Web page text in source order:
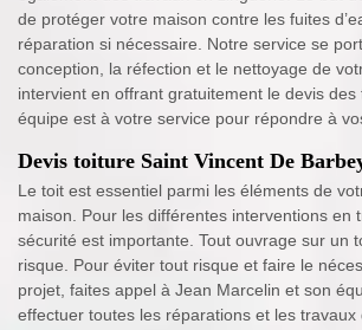
de protéger votre maison contre les fuites
réparation si nécessaire. Notre service se
conception, la réfection et le nettoyage de
intervient en offrant gratuitement le devis des
équipe est à votre service pour répondre à
Devis toiture Saint Vincent De
Le toit est essentiel parmi les éléments de
maison. Pour les différentes interventions en
sécurité est importante. Tout ouvrage sur un
risque. Pour éviter tout risque et faire le
projet, faites appel à Jean Marcelin et son
effectuer toutes les réparations et les travaux